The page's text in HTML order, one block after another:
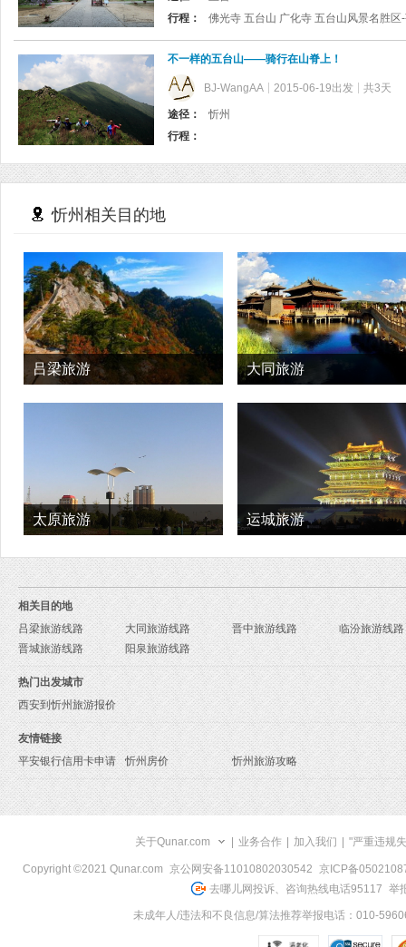
行程：
佛光寺 五台山 广化寺 五台山风景名胜区
不一样的五台山——骑行在山脊上！
BJ-WangAA 2015-06-19出发 共3天
途径：
忻州
行程：
忻州相关目的地
吕梁旅游 大同旅游
太原旅游 运城旅游
相关目的地
吕梁旅游线路
大同旅游线路 晋中旅游线路
临汾旅游线路
晋城旅游线路
阳泉旅游线路
热门出发城市
西安到忻州旅游报价
友情链接
平安银行信用卡申请
忻州房价 忻州旅游攻略
关于Qunar.com 业务合作 加入我们 "严重违规
Copyright ©2021 Qunar.com 京公网安备11010802030542
京ICP备
去哪儿网投诉、咨询热线电话95117 举
未成年人/违法和不良信息/算法推荐举报电话：010-